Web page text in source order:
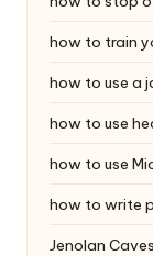
how to train
how to use a
how to use
how to use
how to write
Jenolan Caves